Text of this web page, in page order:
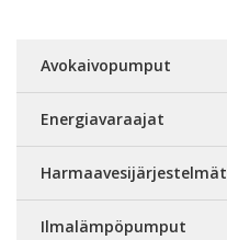
Avokaivopumput
Energiavaraajat
Harmaavesijärjestelmät
Ilmalämpöpumput